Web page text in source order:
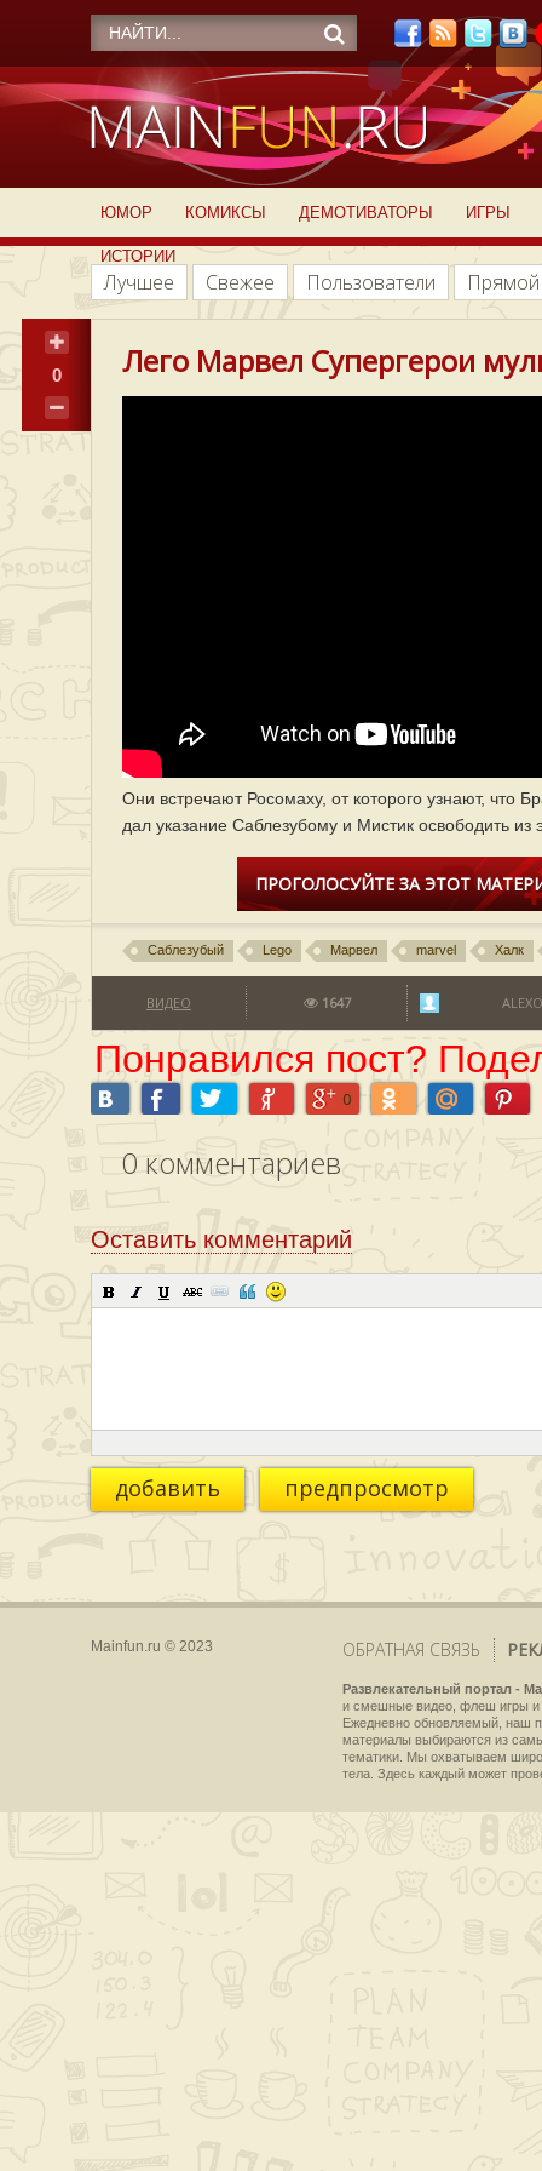
ЮМОР КОМИКСЫ ДЕМОТИВАТОРЫ ИГРЫ
ИСТОРИИ
Лучшее Свежее Пользователи
0 Лего Марвел Супергерои
Они встречают Росомаху, от которого узнают, что
дал указание Саблезубому и Мистик освободить
ПРОГОЛОСУЙТЕ ЗА ЭТОТ
Саблезубый Lego Марвел marvel Халк
ВИДЕО 1647 ALEXO
Понравился пост?
0
0 комментариев
Оставить комментарий
добавить предпросмотр
Mainfun.ru © 2023 ОБРАТНАЯ СВЯЗЬ
Развлекательный портал -
и смешные видео, флеш игры и
Ежедневно обновляемый, наш
материалы выбираются из
тематики. Мы охватываем
тела. Здесь каждый может